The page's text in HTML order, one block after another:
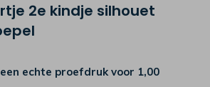
2e kindje silhouet
echte proefdruk voor 1,00